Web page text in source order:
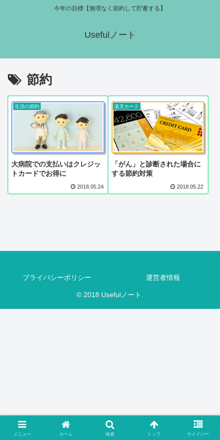
今年の目標【無理なく節約して貯蓄する】
Usefulノート
節約
生活の節約
大病院での支払いはクレジッ
トカードでお得に
2018.05.24
楽天カード
「がん」と診断された場合に
する節約対策
2018.05.22
プライバシーポリシー 運営者情報
© 2018 Usefulノート.
メニュー ホーム 検索 トップ サイドバー